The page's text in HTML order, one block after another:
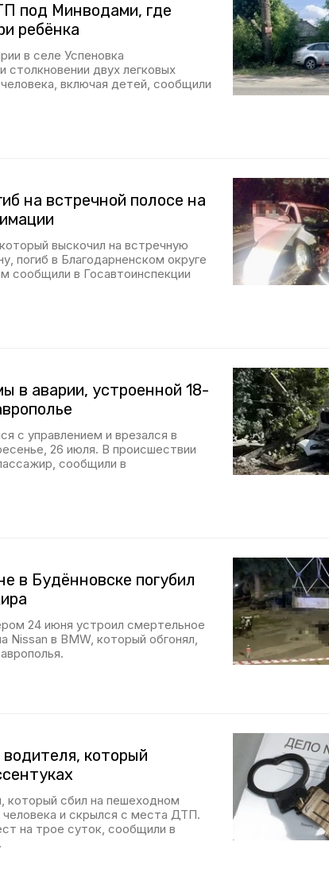
под Минводами, где
ребёнка
в селе Успеновка
столкновении двух легковых
включая детей, сообщили
на встречной полосе на
выскочил на встречную
погиб в Благодарненском округе
сообщили в Госавтоинспекции
в аварии, устроенной 18-
с управлением и врезался в
26 июля. В происшествии
сообщили в
в Будённовске погубил
24 июня устроил смертельное
Nissan в BMW, который обгонял,
который
который сбил на пешеходном
и скрылся с места ДТП.
на трое суток, сообщили в